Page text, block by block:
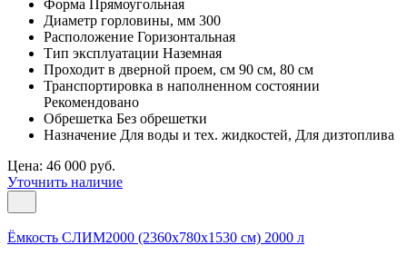
Форма Прямоугольная
Диаметр горловины, мм 300
Расположение Горизонтальная
Тип эксплуатации Наземная
Проходит в дверной проем, см 90 см, 80 см
Транспортировка в наполненном состоянии
Рекомендовано
Обрешетка Без обрешетки
Назначение Для воды и тех. жидкостей, Для дизтоплива
Цена: 46 000 руб.
Уточнить наличие
Ёмкость СЛИМ2000 (2360х780х1530 см) 2000 л